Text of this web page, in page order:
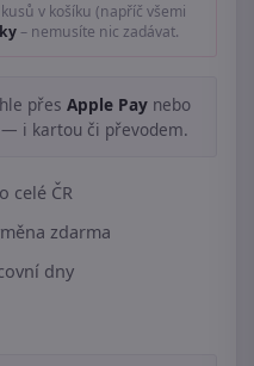
v košíku (napříč všemi
– nemusíte nic zadávat.
přes Apple Pay nebo
— i kartou či převodem.
celé ČR
zdarma
dny